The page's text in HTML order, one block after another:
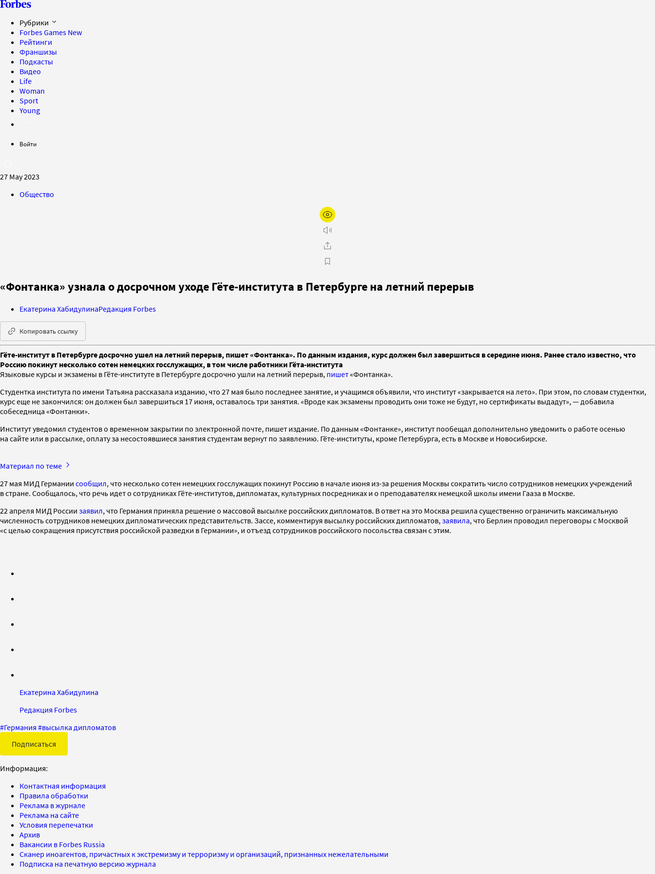
Рубрики
Forbes Games New
Рейтинги
Франшизы
Подкасты
Видео
Life
Woman
Sport
Young
Войти
27 May 2023
Общество
«Фонтанка» узнала о досрочном уходе Гёте-института в Петербурге на летний перерыв
Екатерина ХабидулинаРедакция Forbes
Копировать ссылку
Гёте-институт в Петербурге досрочно ушел на летний перерыв, пишет «Фонтанка». По данным издания, курс должен был завершиться в середине июня. Ранее стало известно, что
Россию покинут несколько сотен немецких госслужащих, в том числе работники Гёта-института
Языковые курсы и экзамены в Гёте-институте в Петербурге досрочно ушли на летний перерыв, пишет«Фонтанка».
Студентка института по имени Татьяна рассказала изданию, что 27 мая было последнее занятие, и учащимся объявили, что институт «закрывается на лето». При этом, по словам студентки,
курс еще не закончился: он должен был завершиться 17 июня, оставалось три занятия. «Вроде как экзамены проводить они тоже не будут, но сертификаты выдадут», — добавила
собеседница «Фонтанки».
Институт уведомил студентов о временном закрытии по электронной почте, пишет издание. По данным «Фонтанке», институт пообещал дополнительно уведомить о работе осенью
на сайте или в рассылке, оплату за несостоявшиеся занятия студентам вернут по заявлению. Гёте-институты, кроме Петербурга, есть в Москве и Новосибирске.
Материал по теме
27 мая МИД Германии сообщил, что несколько сотен немецких госслужащих покинут Россию в начале июня из-за решения Москвы сократить число сотрудников немецких учреждений
в стране. Сообщалось, что речь идет о сотрудниках Гёте-институтов, дипломатах, культурных посредниках и о преподавателях немецкой школы имени Гааза в Москве.
22 апреля МИД России заявил, что Германия приняла решение о массовой высылке российских дипломатов. В ответ на это Москва решила существенно ограничить максимальную
численность сотрудников немецких дипломатических представительств. Зассе, комментируя высылку российских дипломатов, заявила, что Берлин проводил переговоры с Москвой
«с целью сокращения присутствия российской разведки в Германии», и отъезд сотрудников российского посольства связан с этим.
Екатерина Хабидулина
Редакция Forbes
#Германия #высылка дипломатов
Подписаться
Информация:
Контактная информация
Правила обработки
Реклама в журнале
Реклама на сайте
Условия перепечатки
Архив
Вакансии в Forbes Russia
Сканер иноагентов, причастных к экстремизму и терроризму и организаций, признанных нежелательными
Подписка на печатную версию журнала